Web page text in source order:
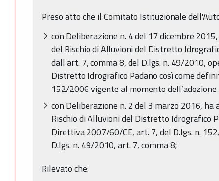
Preso atto che il Comitato Istituzionale
con Deliberazione n. 4 del 17 dicembre
del Rischio di Alluvioni del Distretto
dall’art. 7, comma 8, del D.lgs. n. 49/2010,
Distretto Idrografico Padano così come
152/2006 vigente al momento
con Deliberazione n. 2 del 3 marzo 2016,
Rischio di Alluvioni del Distretto Idrografico
Direttiva 2007/60/CE, art. 7, del D.lgs. n.
D.lgs. n. 49/2010, art. 7, comma 8;
Rilevato che: